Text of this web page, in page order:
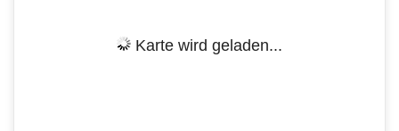
Karte wird geladen...